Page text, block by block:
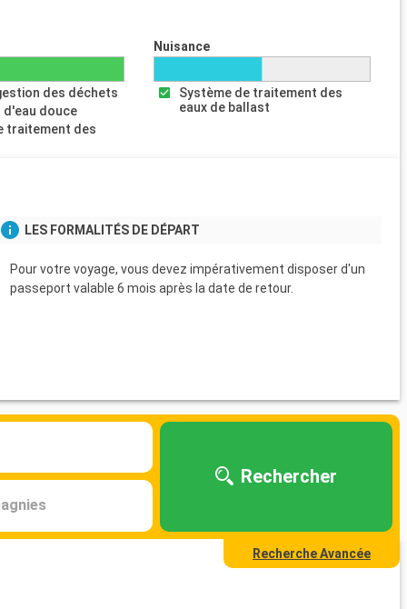
des déchets
douce
traitement des
Nuisance
Système de traitement des
eaux de ballast
LES FORMALITÉS DE DÉPART
Pour votre voyage, vous devez impérativement disposer d'un
passeport valable 6 mois après la date de retour.
Rechercher
Recherche Avancée